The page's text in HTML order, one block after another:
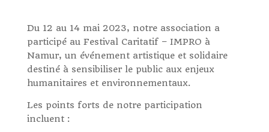
Du 12 au 14 mai 2023, notre association a
participé au Festival Caritatif – IMPRO à
Namur, un événement artistique et solidaire
destiné à sensibiliser le public aux enjeux
humanitaires et environnementaux.
Les points forts de notre participation
incluent :